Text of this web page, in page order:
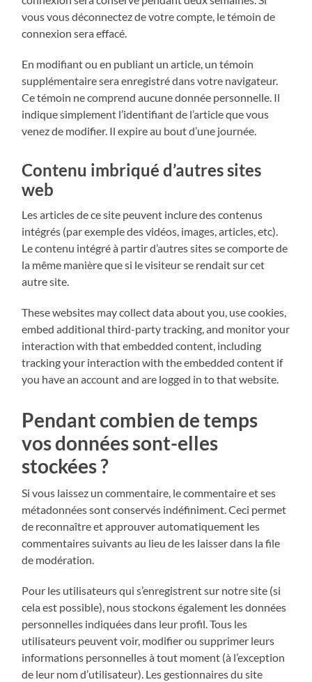
vous vous déconnectez de votre compte, le témoin de
connexion sera effacé.
En modifiant ou en publiant un article, un témoin
supplémentaire sera enregistré dans votre navigateur.
Ce témoin ne comprend aucune donnée personnelle. Il
indique simplement l’identifiant de l’article que vous
venez de modifier. Il expire au bout d’une journée.
Contenu imbriqué d’autres sites
web
Les articles de ce site peuvent inclure des contenus
intégrés (par exemple des vidéos, images, articles, etc).
Le contenu intégré à partir d’autres sites se comporte de
la même manière que si le visiteur se rendait sur cet
autre site.
These websites may collect data about you, use cookies,
embed additional third-party tracking, and monitor your
interaction with that embedded content, including
tracking your interaction with the embedded content if
you have an account and are logged in to that website.
Pendant combien de temps
vos données sont-elles
stockées ?
Si vous laissez un commentaire, le commentaire et ses
métadonnées sont conservés indéfiniment. Ceci permet
de reconnaître et approuver automatiquement les
commentaires suivants au lieu de les laisser dans la file
de modération.
Pour les utilisateurs qui s’enregistrent sur notre site (si
cela est possible), nous stockons également les données
personnelles indiquées dans leur profil. Tous les
utilisateurs peuvent voir, modifier ou supprimer leurs
informations personnelles à tout moment (à l’exception
de leur nom d’utilisateur). Les gestionnaires du site